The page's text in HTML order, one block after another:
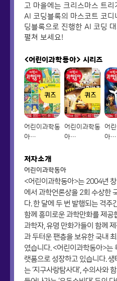
고 마을에는 크리스마스 트
AI 코딩블록의 마스코트 코
딩블록으로 진행한 AI 코딩
펼쳐 보세요!
<어린이과학동아> 시리즈
퀴즈
어린이과학동
아
퀴즈
어린이과학동
아
어
아
저자소개
어린이과학동아
<어린이과학동아>는 2004년
에서 과학언론상을 2회 수상한
다. 한 달에 두 번 발행되는 격주
함께 흥미로운 과학만화를 제공
과학자, 유명 만화가들이 함께
과 두터운 팬층을 보유한 국내
였습니다. <어린이과학동아>는
랫폼으로 성장하고 있습니다.
는 ‘지구사랑탐사대’, 수의사와